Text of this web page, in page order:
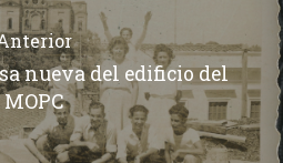
nueva del edificio del
MOPC